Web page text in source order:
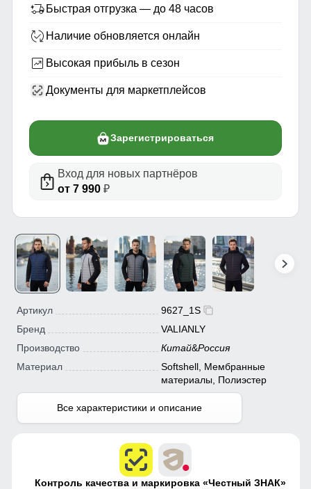
Быстрая отгрузка — до 48 часов
Наличие обновляется онлайн
Высокая прибыль в сезон
Документы для маркетплейсов
Зарегистрироваться
Вход для новых партнёров
от 7 990₽
Артикул
9627_1S
Бренд
VALIANLY
Производство
Китай&Россия
Материал
Softshell, Мембранные
материалы, Полиэстер
Все характеристики и описание
Контроль качества и маркировка «Честный ЗНАК»